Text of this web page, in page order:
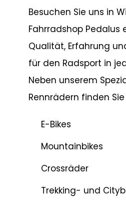
Besuchen Sie uns in
Fahrradshop Pedalus
Qualität, Erfahrung
für den Radsport in
Neben unserem
Rennrädern finden
E-Bikes
Mountainbikes
Crossräder
Trekking- und